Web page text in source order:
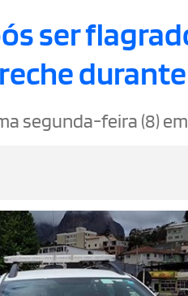
ser
segunda-feira (8)